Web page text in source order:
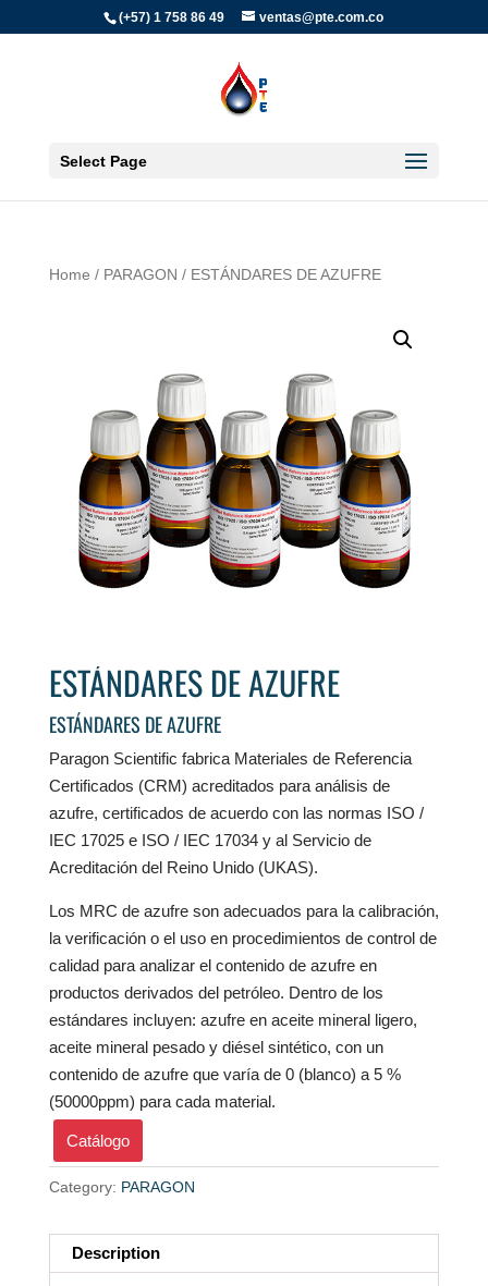
(+57) 1 758 86 49 ventas@pte.com.co
Select Page
Home / PARAGON / ESTÁNDARES DE AZUFRE
ESTÁNDARES DE AZUFRE
ESTÁNDARES DE AZUFRE
Paragon Scientific fabrica Materiales de Referencia
Certificados (CRM) acreditados para análisis de
azufre, certificados de acuerdo con las normas ISO /
IEC 17025 e ISO / IEC 17034 y al Servicio de
Acreditación del Reino Unido (UKAS).
Los MRC de azufre son adecuados para la calibración,
la verificación o el uso en procedimientos de control de
calidad para analizar el contenido de azufre en
productos derivados del petróleo. Dentro de los
estándares incluyen: azufre en aceite mineral ligero,
aceite mineral pesado y diésel sintético, con un
contenido de azufre que varía de 0 (blanco) a 5 %
(50000ppm) para cada material.
Catálogo
Category: PARAGON
Description